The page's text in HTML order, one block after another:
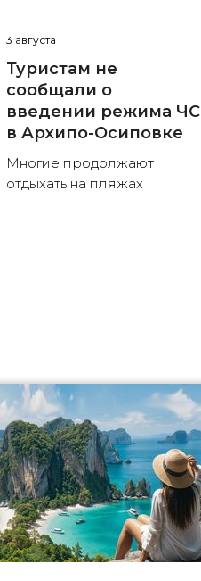
3 августа
Туристам не
сообщали о
введении режима ЧС
в Архипо-Осиповке
Многие продолжают
отдыхать на пляжах